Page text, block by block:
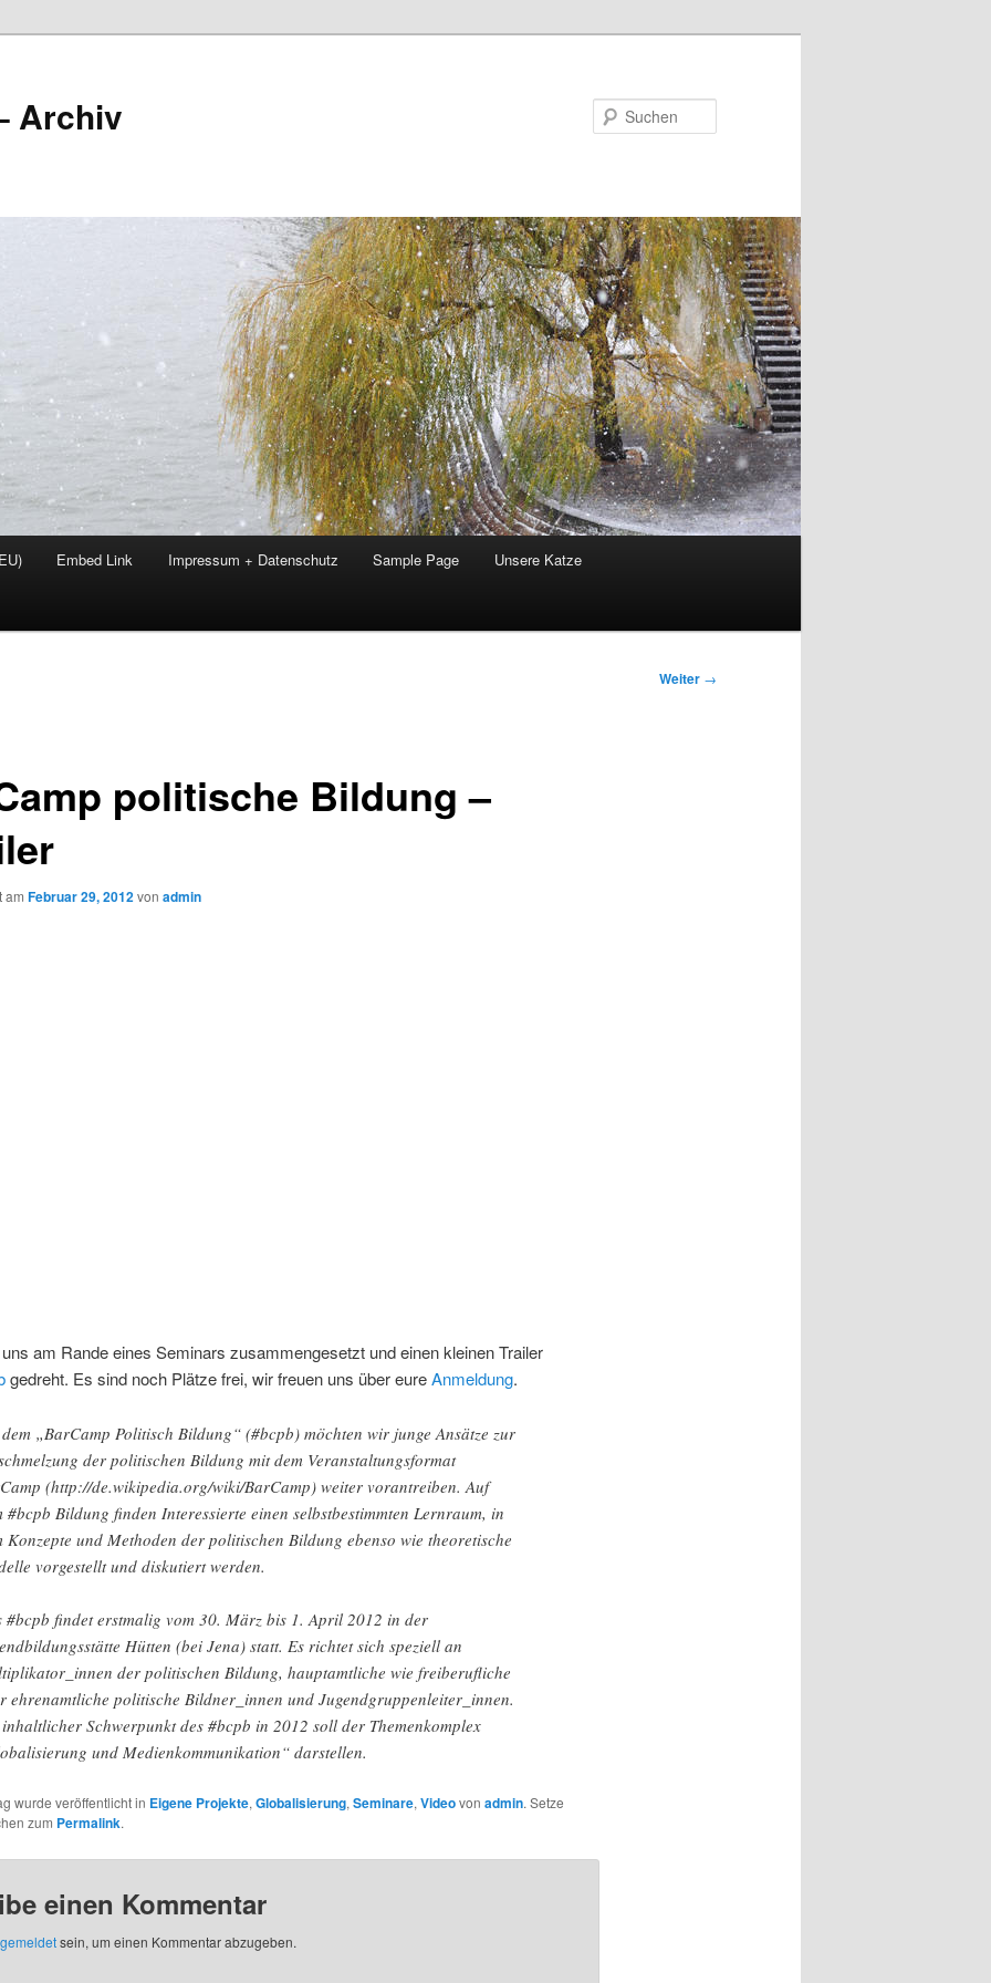
Archiv
Embed Link Impressum + Datenschutz Sample Page Unsere Katze
Weiter →
politische Bildung –
am Februar 29, 2012von admin
am Rande eines Seminars zusammengesetzt und einen kleinen Trailer
gedreht. Es sind noch Plätze frei, wir freuen uns über eureAnmeldung.
„BarCamp Politisch Bildung“ (#bcpb) möchten wir junge Ansätze zur
der politischen Bildung mit dem Veranstaltungsformat
(http://de.wikipedia.org/wiki/BarCamp) weiter vorantreiben. Auf
#bcpb Bildung finden Interessierte einen selbstbestimmten Lernraum, in
Konzepte und Methoden der politischen Bildung ebenso wie theoretische
vorgestellt und diskutiert werden.
#bcpb findet erstmalig vom 30. März bis 1. April 2012 in der
Hütten (bei Jena) statt. Es richtet sich speziell an
der politischen Bildung, hauptamtliche wie freiberufliche
ehrenamtliche politische Bildner_innen und Jugendgruppenleiter_innen.
Schwerpunkt des #bcpb in 2012 soll der Themenkomplex
und Medienkommunikation“ darstellen.
wurde veröffentlicht in Eigene Projekte, Globalisierung, Seminare, Videovon admin. Setze
zum Permalink.
einen Kommentar
sein, um einen Kommentar abzugeben.